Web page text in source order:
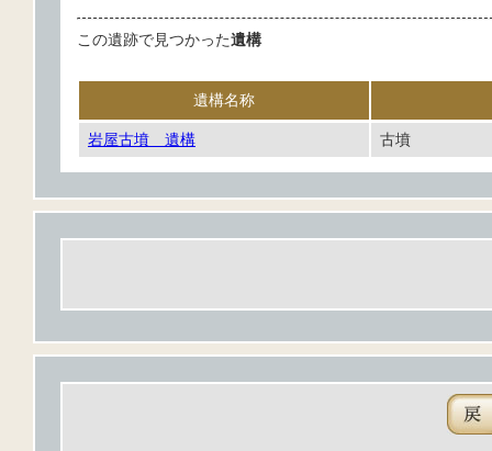
この遺跡で見つかった遺構
遺構名称
岩屋古墳 遺構 古墳